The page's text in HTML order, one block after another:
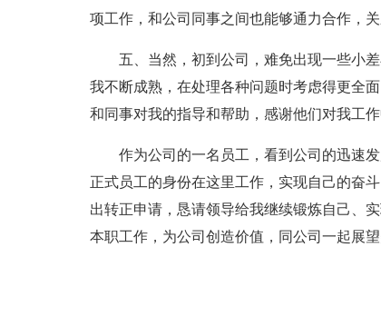
项工作，和公司同事之间也能够通力合作，关
五、当然，初到公司，难免出现一些小差
我不断成熟，在处理各种问题时考虑得更全
和同事对我的指导和帮助，感谢他们对我工
作为公司的一名员工，看到公司的迅速发
正式员工的身份在这里工作，实现自己的奋
出转正申请，恳请领导给我继续锻炼自己、
本职工作，为公司创造价值，同公司一起展望